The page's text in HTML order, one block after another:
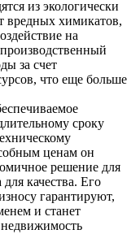
из экологически
вредных химикатов,
на
за счет
что еще больше
сроку
ценам он
решение для
качества. Его
гарантируют,
и станет